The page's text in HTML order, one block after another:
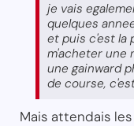
je vais
quelques
et puis c'est la
m'acheter une
une gainward
de course,
Mais attendais